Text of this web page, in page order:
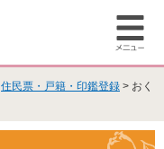
メ
ー
住民票・戸籍・印鑑登録 > おく